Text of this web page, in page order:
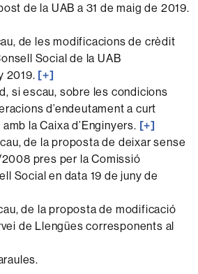
de la UAB a 31 de maig de 2019.
de les modificacions de crèdit
Social de la UAB
2019. [+]
si escau, sobre les condicions
d’endeutament a curt
la Caixa d’Enginyers. [+]
de la proposta de deixar sense
pres per la Comissió
Social en data 19 de juny de
de la proposta de modificació
de Llengües corresponents al